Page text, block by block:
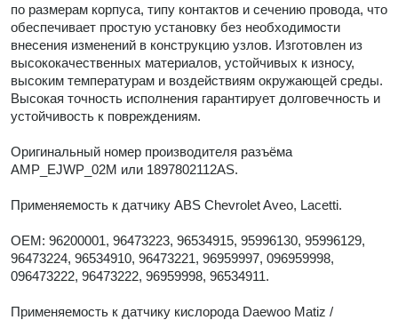
по размерам корпуса, типу контактов и сечению провода, что
обеспечивает простую установку без необходимости
внесения изменений в конструкцию узлов. Изготовлен из
высококачественных материалов, устойчивых к износу,
высоким температурам и воздействиям окружающей среды.
Высокая точность исполнения гарантирует долговечность и
устойчивость к повреждениям.
Оригинальный номер производителя разъёма
AMP_EJWP_02M или 1897802112AS.
Применяемость к датчику ABS Chevrolet Aveo, Lacetti.
OEM: 96200001, 96473223, 96534915, 95996130, 95996129,
96473224, 96534910, 96473221, 96959997, 096959998,
096473222, 96473222, 96959998, 96534911.
Применяемость к датчику кислорода Daewoo Matiz /